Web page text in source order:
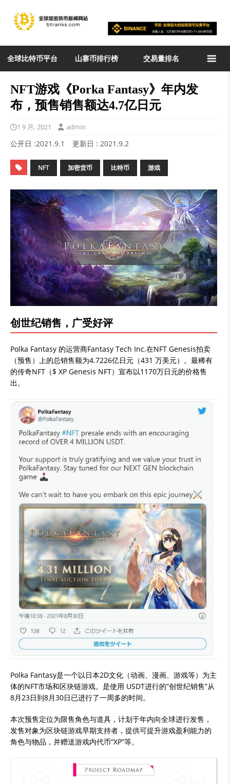
全球比特币平台 山寨币排行榜 交易量排名
NFT游戏《Porka Fantasy》年内发
布，预售销售额达4.7亿日元
1 9 月, 2021 admin
公开日 :2021.9.1 更新日 : 2021.9.2
NFT 加密货币 比特币 游戏
创世纪销售，广受好评
Polka Fantasy 的运营商Fantasy Tech Inc.在NFT Genesis拍卖
（预售）上的总销售额为4.7226亿日元（431 万美元）。最稀有
的传奇NFT（$ XP Genesis NFT）宣布以1170万日元的价格售
出。
Polka Fantasy是一个以日本2D文化（动画、漫画、游戏等）为主
体的NFT市场和区块链游戏。是使用 USDT进行的“创世纪销售”从
8月23日到8月30日已进行了一周多的时间。
本次预售定位为限售角色与道具，计划于年内向全球进行发售，
发售对象为区块链游戏早期支持者，提供可提升游戏盈利能力的
角色与物品，并赠送游戏内代币“XP”等。